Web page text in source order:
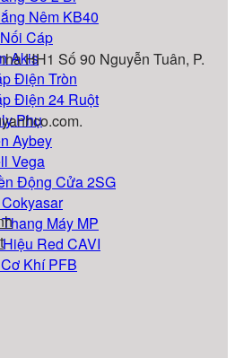
Nêm KB40
Cáp
Akis
Điện Tròn
Điện 24 Ruột
Phụ
Aybey
Vega
Động Cửa 2SG
Máy MP
Red CAVI
Khí PFB
HH1 Số 90 Nguyễn Tuân, P.